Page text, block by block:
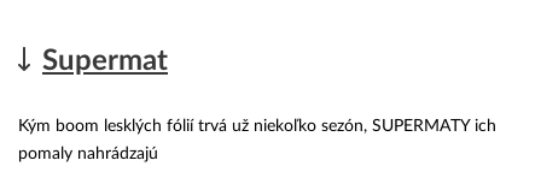
Supermat
Kým boom lesklých fólií trvá už niekoľko sezón, SUPERMATY ich
pomaly nahrádzajú